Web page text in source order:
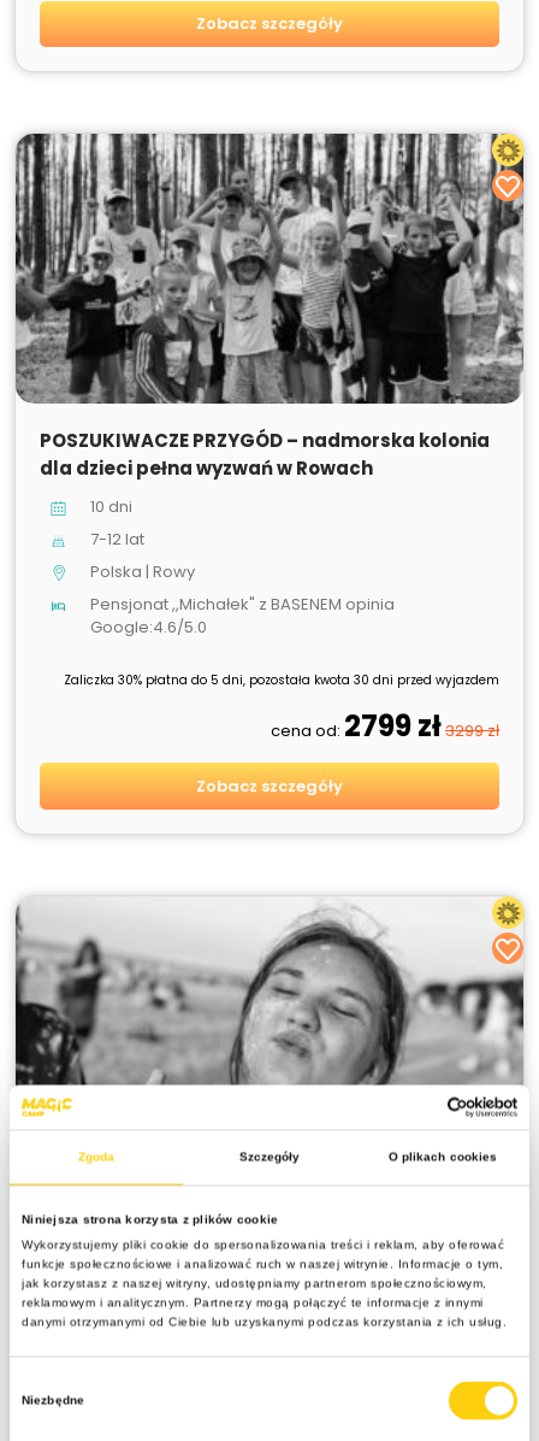
Zgoda Szczegóły O plikach cookies
Niniejsza strona korzysta z plików cookie
Wykorzystujemy pliki cookie do spersonalizowania treści i reklam, aby oferować
funkcje społecznościowe i analizować ruch w naszej witrynie. Informacje o tym,
jak korzystasz z naszej witryny, udostępniamy partnerom społecznościowym,
reklamowym i analitycznym. Partnerzy mogą połączyć te informacje z innymi
danymi otrzymanymi od Ciebie lub uzyskanymi podczas korzystania z ich usług.
Niezbędne
Zobacz szczegóły
SPRZEDANE
POSZUKIWACZE PRZYGÓD – nadmorska kolonia
dla dzieci pełna wyzwań w Rowach
10 dni
7-12 lat
Polska | Rowy
Pensjonat ,,Michałek" z BASENEM opinia
Google:4.6/5.0
Zaliczka 30% płatna do 5 dni, pozostała kwota 30 dni przed wyjazdem
cena od: 2799 zł3299 zł
Zobacz szczegóły
SPRZEDANE
imprezowym wydaniu z wycieczkami –
Władysławowo
10 dni
13-17 lat